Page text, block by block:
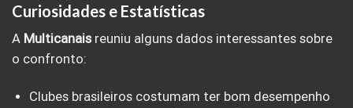
Curiosidades e Estatísticas
A Multicanaisreuniu alguns dados interessantes sobre
o confronto:
Clubes brasileiros costumam ter bom desempenho